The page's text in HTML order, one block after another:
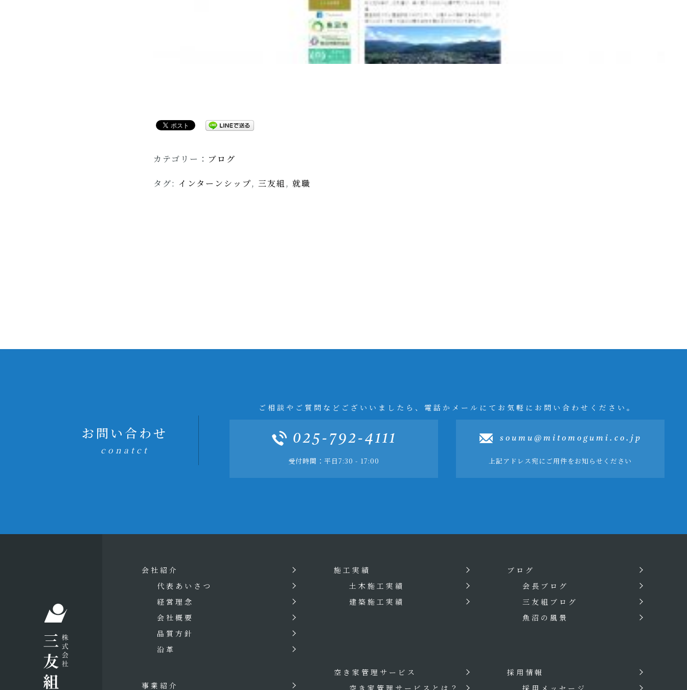
カテゴリー： ブログ
タグ: インターンシップ, 三友組, 就職
お問い合わせ
conatct
ご相談やご質問などございいましたら、電話かメールにてお気軽にお問い合わせください。
025-792-4111
受付時間：平日7:30 - 17:00
soumu@mitomogumi.co.jp
上記アドレス宛にご用件をお知らせください
会社紹介
代表あいさつ
経営理念
会社概要
品質方針
沿革
事業紹介
施工実績
土木施工実績
建築施工実績
空き家管理サービス
空き家管理サービスとは？
ブログ
会長ブログ
三友組ブログ
魚沼の風景
採用情報
採用メッセージ